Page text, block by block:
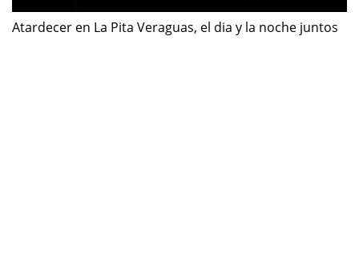
Atardecer en La Pita Veraguas, el dia y la noche juntos